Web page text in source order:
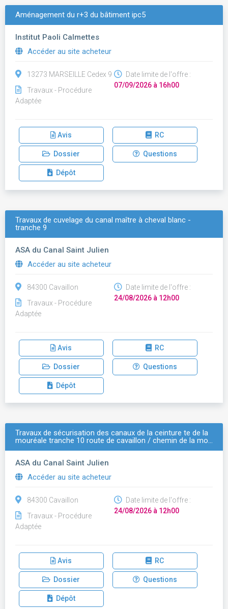
Aménagement du r+3 du bâtiment ipc5
Institut Paoli Calmettes
Accéder au site acheteur
13273 MARSEILLE Cedex 9
Travaux - Procédure
Adaptée
Date limite de l'offre :
07/09/2026 à 16h00
Avis RC
Dossier Questions
Dépôt
Travaux de cuvelage du canal maître à cheval blanc -
tranche 9
ASA du Canal Saint Julien
Accéder au site acheteur
84300 Cavaillon
Travaux - Procédure
Adaptée
Date limite de l'offre :
24/08/2026 à 12h00
Avis RC
Dossier Questions
Dépôt
Travaux de sécurisation des canaux de la ceinture te de la
mouréale tranche 10 route de cavaillon / chemin de la mo…
ASA du Canal Saint Julien
Accéder au site acheteur
84300 Cavaillon
Travaux - Procédure
Adaptée
Date limite de l'offre :
24/08/2026 à 12h00
Avis RC
Dossier Questions
Dépôt